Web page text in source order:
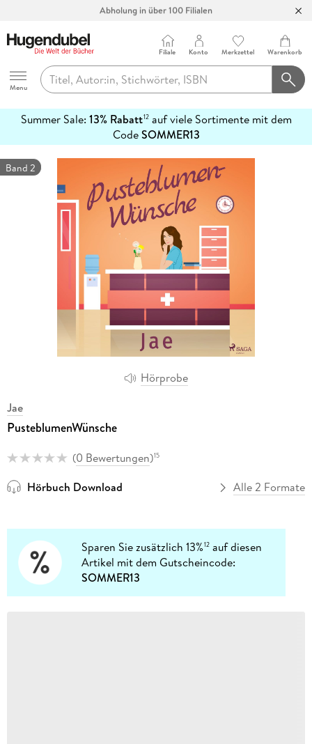
Abholung in über 100 Filialen
Hugendubel
Menu
Filiale Konto Merkzettel Warenkorb
Summer Sale: 13% Rabatt12auf viele Sortimente mit dem
CodeSOMMER13
erfahren
Hörprobe
Band 2
Jae
PusteblumenWünsche
(0 Bewertungen)15
Hörbuch Download Alle 2 Formate
Sparen Sie zusätzlich 13%12 auf diesen
Artikel mit dem Gutscheincode:
SOMMER13